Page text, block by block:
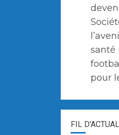
pour
FIL